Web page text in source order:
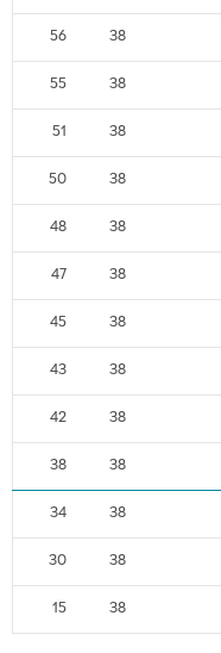
38
56
38
55
38
51
38
50
38
48
38
47
38
45
38
43
38
42
38
38
38
34
38
30
38
15